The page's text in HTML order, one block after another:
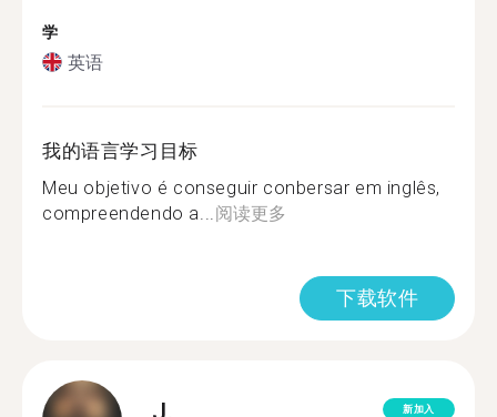
学
英语
我的语言学习目标
Meu objetivo é conseguir conbersar em inglês,
compreendendo a... 阅读更多
下载软件
新加入